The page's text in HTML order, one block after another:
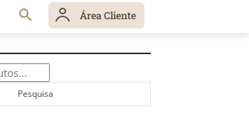
Área Cliente
Pesquisa